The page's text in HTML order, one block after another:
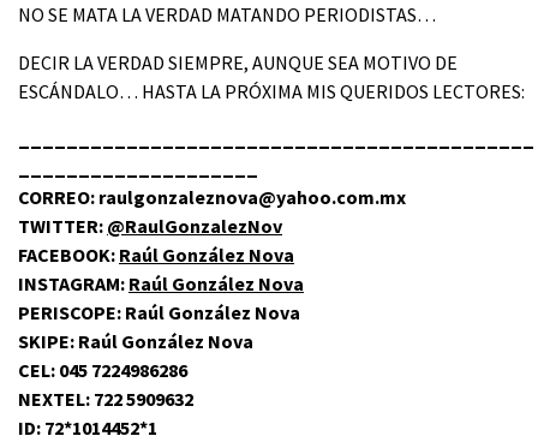
NO SE MATA LA VERDAD MATANDO PERIODISTAS…
DECIR LA VERDAD SIEMPRE, AUNQUE SEA MOTIVO DE
ESCÁNDALO… HASTA LA PRÓXIMA MIS QUERIDOS LECTORES:
CORREO: raulgonzaleznova@yahoo.com.mx
TWITTER: @RaulGonzalezNov
FACEBOOK: Raúl González Nova
INSTAGRAM: Raúl González Nova
PERISCOPE: Raúl González Nova
SKIPE: Raúl González Nova
CEL: 045 7224986286
NEXTEL: 722 5909632
ID: 72*1014452*1